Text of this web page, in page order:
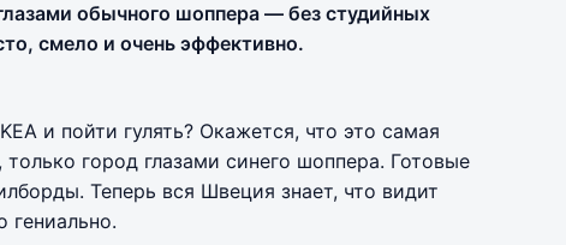
обычного шоппера — без студийных
смело и очень эффективно.
и пойти гулять? Окажется, что это самая
город глазами синего шоппера. Готовые
Теперь вся Швеция знает, что видит
гениально.